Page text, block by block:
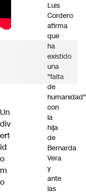
Un
div
ert
id
o
m
o
Luis
Cordero
afirma
que
ha
existido
una
"falta
de
humanidad"
con
la
hija
de
Bernarda
Vera
y
ante
las